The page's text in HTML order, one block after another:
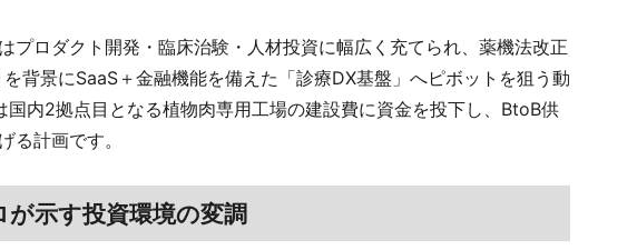
プロダクト開発・臨床治験・人材投資に幅広く充てられ、薬機法改正
背景にSaaS＋金融機能を備えた「診療DX基盤」へピボットを狙う動
国内2拠点目となる植物肉専用工場の建設費に資金を投下し、BtoB供
る計画です。
示す投資環境の変調